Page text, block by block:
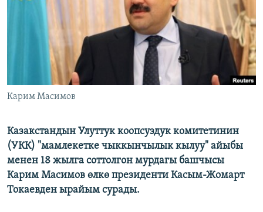
Карим Масимов
Казакстандын Улуттук коопсуздук комитетинин
(УКК) "мамлекетке чыккынчылык кылуу" айыбы
менен 18 жылга соттолгон мурдагы башчысы
Карим Масимов өлкө президенти Касым-Жомарт
Токаевден ырайым сурады.